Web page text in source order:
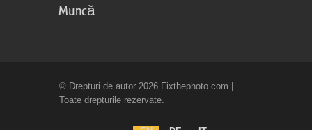
Muncă
© Drepturi de autor 2026 Fixthephoto.com |
Toate drepturile rezervate.